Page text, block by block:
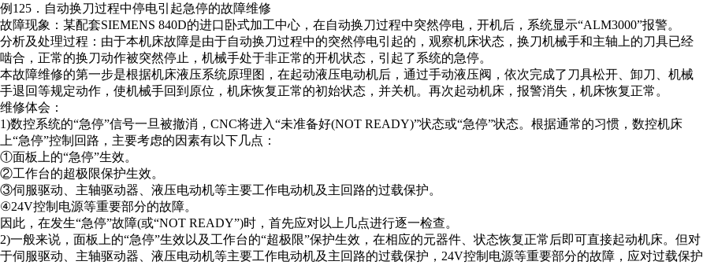
例125．自动换刀过程中停电引起急停的故障维修
故障现象：某配套SIEMENS 840D的进口卧式加工中心，在自动换刀过程中突然停电，开机后，系统显示“ALM3000”报警。
分析及处理过程：由于本机床故障是由于自动换刀过程中的突然停电引起的，观察机床状态，换刀机械手和主轴上的刀具已经
啮合，正常的换刀动作被突然停止，机械手处于非正常的开机状态，引起了系统的急停。
本故障维修的第一步是根据机床液压系统原理图，在起动液压电动机后，通过手动液压阀，依次完成了刀具松开、卸刀、机械
手退回等规定动作，使机械手回到原位，机床恢复正常的初始状态，并关机。再次起动机床，报警消失，机床恢复正常。
维修体会：
1)数控系统的“急停”信号一旦被撤消，CNC将进入“未准备好(NOT READY)”状态或“急停”状态。根据通常的习惯，数控机床
上“急停”控制回路，主要考虑的因素有以下几点：
①面板上的“急停”生效。
②工作台的超极限保护生效。
③伺服驱动、主轴驱动器、液压电动机等主要工作电动机及主回路的过载保护。
④24V控制电源等重要部分的故障。
因此，在发生“急停”故障(或“NOT READY”)时，首先应对以上几点进行逐一检查。
2)一般来说，面板上的“急停”生效以及工作台的“超极限”保护生效，在相应的元器件、状态恢复正常后即可直接起动机床。但对
于伺服驱动、主轴驱动器、液压电动机等主要工作电动机及主回路的过载保护，24V控制电源等重要部分的故障，应对过载保护